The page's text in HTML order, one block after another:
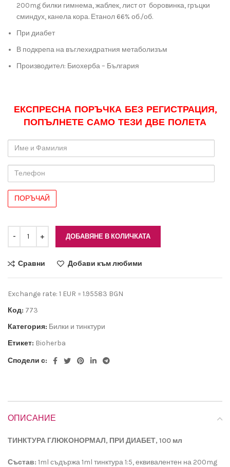
200mg билки гимнема, жаблек, лист от боровинка, гръцки
сминдух, канела кора. Етанол 66% об./об.
При диабет
В подкрепа на въглехидратния метаболизъм
Производител: Биохерба – България
ЕКСПРЕСНА ПОРЪЧКА БЕЗ РЕГИСТРАЦИЯ,
ПОПЪЛНЕТЕ САМО ТЕЗИ ДВЕ ПОЛЕТА
Име
и
Фамилия
Телефон
ДОБАВЯНЕ В КОЛИЧКАТА
Сравни Добави към любими
Exchange rate: 1 EUR = 1.95583 BGN
Код: 773
Категория: Билки и тинктури
Етикет: Bioherba
Сподели с:
ОПИСАНИЕ
ТИНКТУРА ГЛЮКОНОРМАЛ, ПРИ ДИАБЕТ, 100 мл
Състав: 1ml съдържа 1ml тинктура 1:5, еквивалентен на 200mg